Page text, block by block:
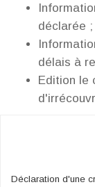
déclarée ;
délais à
Edition le
Déclaration d'une